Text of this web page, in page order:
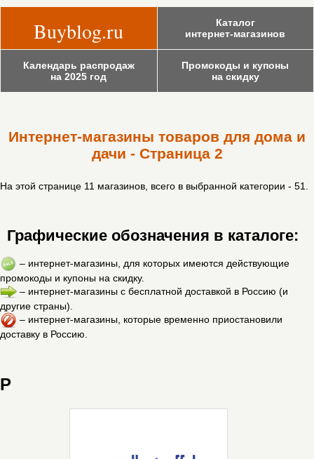
Buyblog.ru
Каталог
интернет-магазинов
Календарь распродаж
на 2025 год
Промокоды и купоны
на скидку
Интернет-магазины товаров для дома и
дачи - Страница 2
На этой странице 11 магазинов, всего в выбранной категории - 51.
Графические обозначения в каталоге:
– интернет-магазины, для которых имеются действующие
промокоды и купоны на скидку.
– интернет-магазины с бесплатной доставкой в Россию (и
другие страны).
– интернет-магазины, которые временно приостановили
доставку в Россию.
P